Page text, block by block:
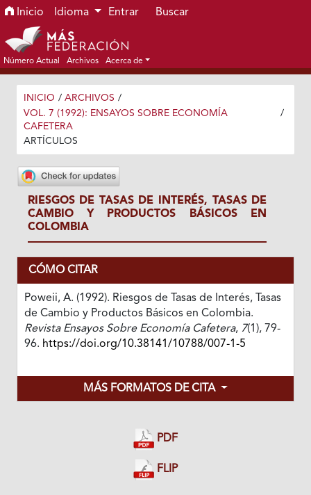
Ir al menú de navegación principal
Ir al contenido principal
Ir al pie de página del sitio
Inicio Idioma Entrar Buscar
Número Actual Archivos Acerca de
INICIO / ARCHIVOS /
VOL. 7 (1992): ENSAYOS SOBRE ECONOMÍA
CAFETERA
/
ARTÍCULOS
RIESGOS DE TASAS DE INTERÉS, TASAS DE
CAMBIO Y PRODUCTOS BÁSICOS EN
COLOMBIA
CÓMO CITAR
Poweii, A. (1992). Riesgos de Tasas de Interés, Tasas
de Cambio y Productos Básicos en Colombia.
Revista Ensayos Sobre Economía Cafetera, 7(1), 79-
96. https://doi.org/10.38141/10788/007-1-5
MÁS FORMATOS DE CITA
PDF
FLIP